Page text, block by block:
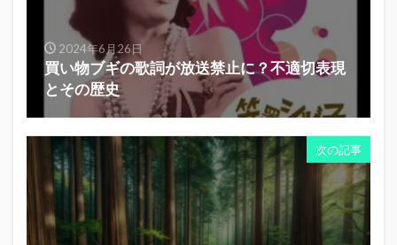
2024年6月26日
買い物ブギの歌詞が放送禁止に？不適切表現
とその歴史
次の記事